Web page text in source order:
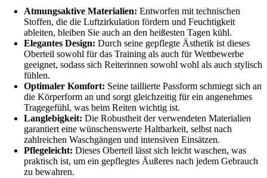
Atmungsaktive Materialien: Entworfen mit technischen
Stoffen, die die Luftzirkulation fördern und Feuchtigkeit
ableiten, bleiben Sie auch an den heißesten Tagen kühl.
Elegantes Design: Durch seine gepflegte Ästhetik ist dieses
Oberteil sowohl für das Training als auch für Wettbewerbe
geeignet, sodass sich Reiterinnen sowohl wohl als auch stylisch
fühlen.
Optimaler Komfort: Seine taillierte Passform schmiegt sich an
die Körperform an und sorgt gleichzeitig für ein angenehmes
Tragegefühl, was beim Reiten wichtig ist.
Langlebigkeit: Die Robustheit der verwendeten Materialien
garantiert eine wünschenswerte Haltbarkeit, selbst nach
zahlreichen Waschgängen und intensiven Einsätzen.
Pflegeleicht: Dieses Oberteil lässt sich leicht waschen, was
praktisch ist, um ein gepflegtes Äußeres nach jedem Gebrauch
zu bewahren.